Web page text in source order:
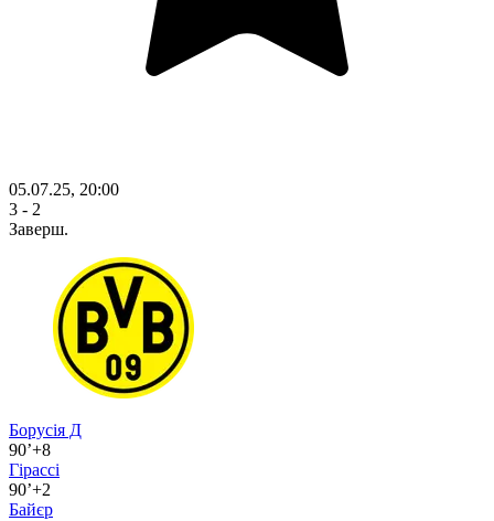
05.07.25, 20:00
3 - 2
Заверш.
Борусія Д
90’+8
Гірассі
90’+2
Байєр